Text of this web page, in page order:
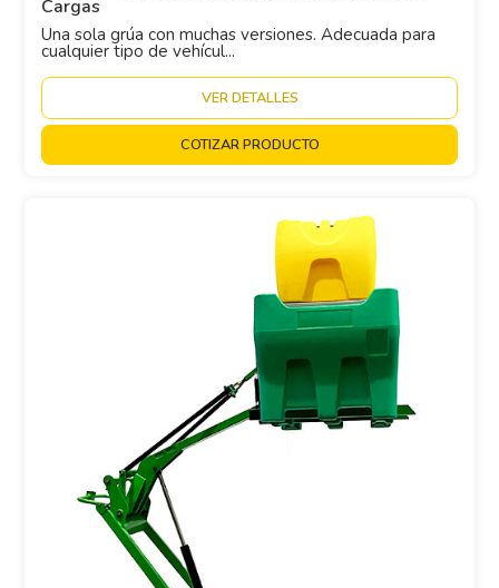
Cargas
Una sola grúa con muchas versiones. Adecuada para
cualquier tipo de vehícul...
VER DETALLES
COTIZAR PRODUCTO